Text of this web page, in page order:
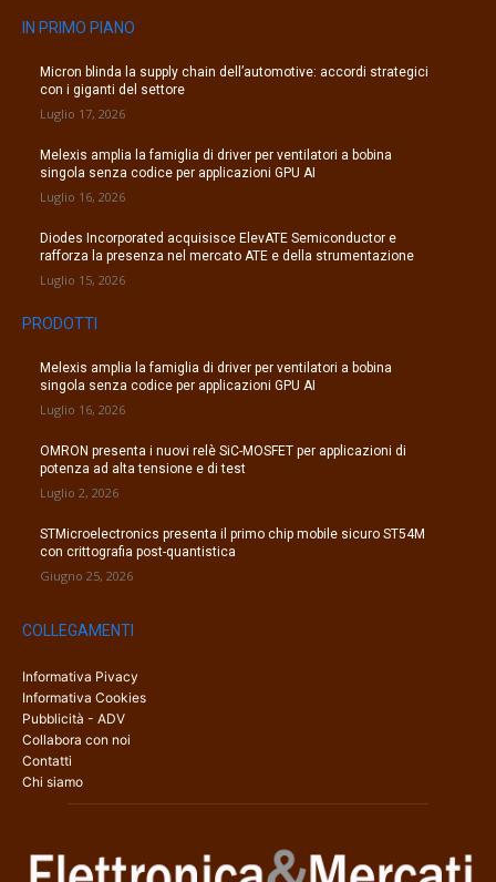
IN PRIMO PIANO
Micron blinda la supply chain dell’automotive: accordi strategici
con i giganti del settore
Luglio 17, 2026
Melexis amplia la famiglia di driver per ventilatori a bobina
singola senza codice per applicazioni GPU AI
Luglio 16, 2026
Diodes Incorporated acquisisce ElevATE Semiconductor e
rafforza la presenza nel mercato ATE e della strumentazione
Luglio 15, 2026
PRODOTTI
Melexis amplia la famiglia di driver per ventilatori a bobina
singola senza codice per applicazioni GPU AI
Luglio 16, 2026
OMRON presenta i nuovi relè SiC-MOSFET per applicazioni di
potenza ad alta tensione e di test
Luglio 2, 2026
STMicroelectronics presenta il primo chip mobile sicuro ST54M
con crittografia post-quantistica
Giugno 25, 2026
COLLEGAMENTI
Informativa Pivacy
Informativa Cookies
Pubblicità - ADV
Collabora con noi
Contatti
Chi siamo